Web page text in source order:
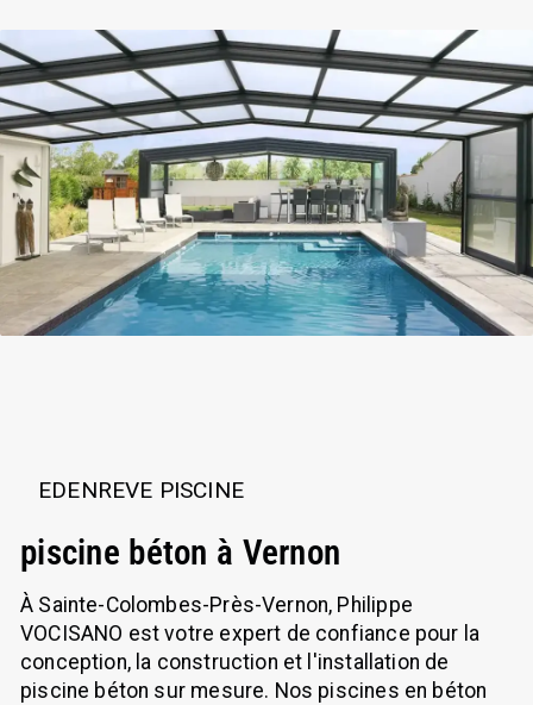
EDENREVE PISCINE
piscine béton à Vernon
À Sainte-Colombes-Près-Vernon, Philippe
VOCISANO est votre expert de confiance pour la
conception, la construction et l'installation de
piscine béton sur mesure. Nos piscines en béton